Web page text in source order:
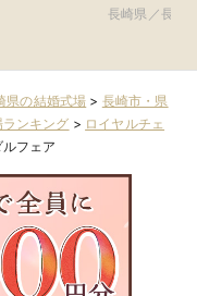
崎）
長崎県／長崎
県の結婚式場 > 長崎市・県
ンキング > ロイヤルチェ
フェア